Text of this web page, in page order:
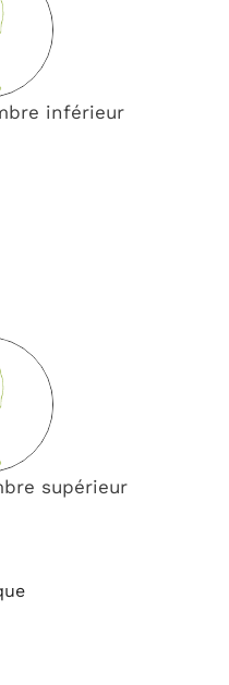
inférieur
supérieur